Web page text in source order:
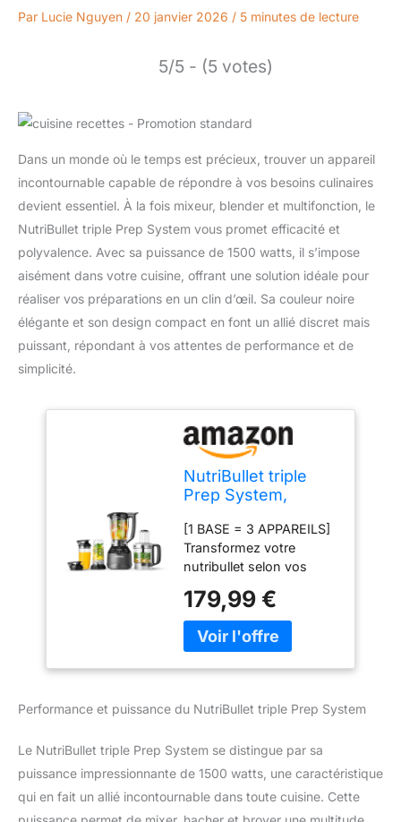
Par Lucie Nguyen / 20 janvier 2026 / 5 minutes de lecture
5/5 - (5 votes)
Dans un monde où le temps est précieux, trouver un appareil
incontournable capable de répondre à vos besoins culinaires
devient essentiel. À la fois mixeur, blender et multifonction, le
NutriBullet triple Prep System vous promet efficacité et
polyvalence. Avec sa puissance de 1500 watts, il s’impose
aisément dans votre cuisine, offrant une solution idéale pour
réaliser vos préparations en un clin d’œil. Sa couleur noire
élégante et son design compact en font un allié discret mais
puissant, répondant à vos attentes de performance et de
simplicité.
NutriBullet triple
Prep System,
blender
multifonction,
puissance 1500
watts, 3 appareils,
noir, NBF580B
[1 BASE = 3 APPAREILS]
Transformez votre
nutribullet selon vos
multifonction ou
personal blender. Les
programmes affichés
moteur. [PROGRAMMES
trois vitesses, d’une
fonction pulse, et de
programmes intelligents
179,99 €
Performance et puissance du NutriBullet triple Prep System
Le NutriBullet triple Prep System se distingue par sa
puissance impressionnante de 1500 watts, une caractéristique
qui en fait un allié incontournable dans toute cuisine. Cette